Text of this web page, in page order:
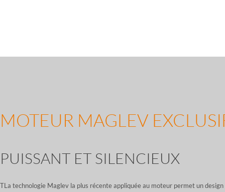
MOTEUR MAGLEV
PUISSANT ET SILENCIEUX
TLa technologie Maglev la plus récente appliquée au moteur permet un design